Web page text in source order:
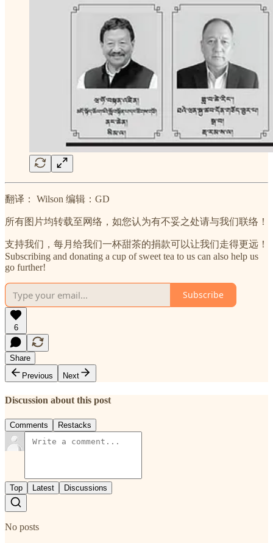
翻译： Wilson 编辑：GD
所有图片均转载至网络，如您认为有不妥之处请与我们联络！
支持我们，每月给我们一杯甜茶的捐款可以让我们走得更远！
Subscribing and donating a cup of sweet tea to us can also help us
go further!
Subscribe
6
Share
Previous
Next
Discussion about this post
Comments Restacks
Top Latest Discussions
No posts